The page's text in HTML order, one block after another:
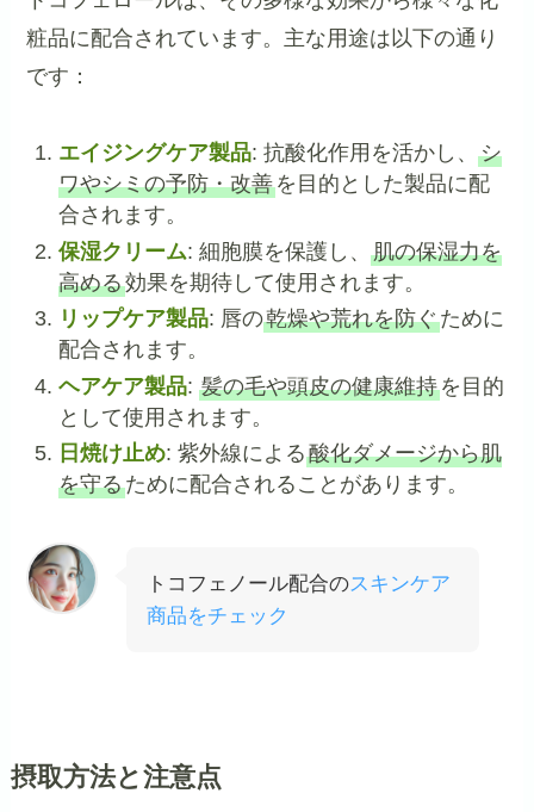
粧品に配合されています。主な用途は以下の通り
です：
エイジングケア製品: 抗酸化作用を活かし、シ
ワやシミの予防・改善を目的とした製品に配
合されます。
保湿クリーム: 細胞膜を保護し、肌の保湿力を
高める効果を期待して使用されます。
リップケア製品: 唇の乾燥や荒れを防ぐために
配合されます。
ヘアケア製品:髪の毛や頭皮の健康維持を目的
として使用されます。
日焼け止め: 紫外線による酸化ダメージから肌
を守るために配合されることがあります。
トコフェノール配合のスキンケア
商品をチェック
摂取方法と注意点